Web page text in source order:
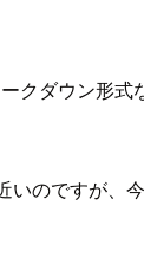
ダウン形式
のですが、